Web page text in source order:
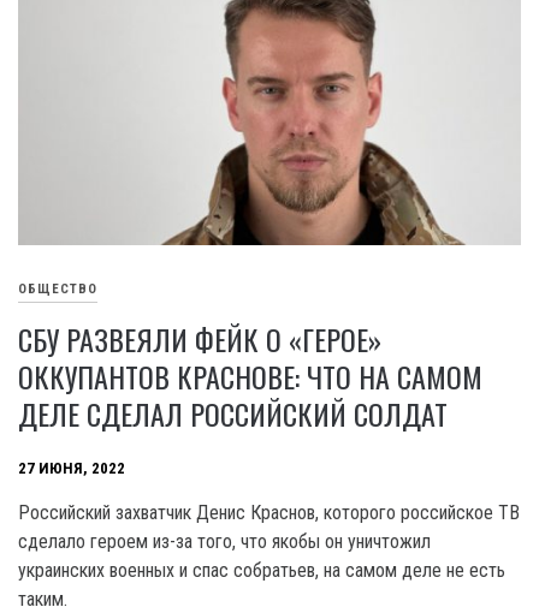
ОБЩЕСТВО
СБУ РАЗВЕЯЛИ ФЕЙК О «ГЕРОЕ»
ОККУПАНТОВ КРАСНОВЕ: ЧТО НА САМОМ
ДЕЛЕ СДЕЛАЛ РОССИЙСКИЙ СОЛДАТ
27 ИЮНЯ, 2022
Российский захватчик Денис Краснов, которого российское ТВ
сделало героем из-за того, что якобы он уничтожил
украинских военных и спас собратьев, на самом деле не есть
таким.